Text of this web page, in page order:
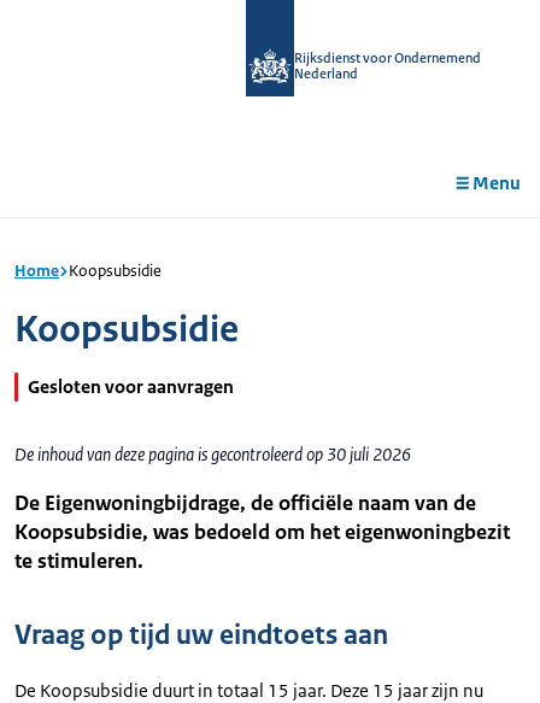
Rijksdienst voor Ondernemend
Nederland
Menu
Home Koopsubsidie
Koopsubsidie
Gesloten voor aanvragen
De inhoud van deze pagina is gecontroleerd op 30 juli 2026
De Eigenwoningbijdrage, de officiële naam van de
Koopsubsidie, was bedoeld om het eigenwoningbezit
te stimuleren.
Vraag op tijd uw eindtoets aan
De Koopsubsidie duurt in totaal 15 jaar. Deze 15 jaar zijn nu